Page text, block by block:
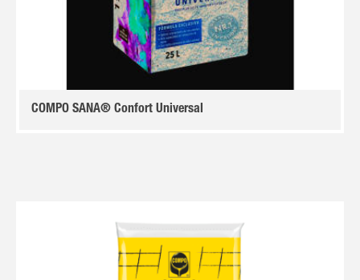
COMPO SANA® Confort Universal